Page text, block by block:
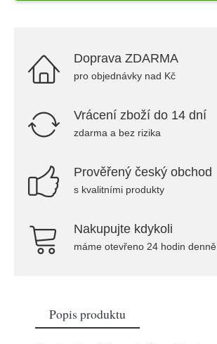
Doprava ZDARMA
pro objednávky nad Kč
Vrácení zboží do 14 dní
zdarma a bez rizika
Prověřený český obchod
s kvalitními produkty
Nakupujte kdykoli
máme otevřeno 24 hodin denně
Popis produktu